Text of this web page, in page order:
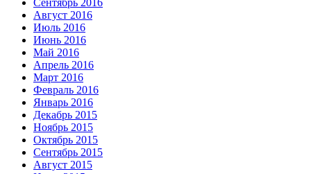
Август 2016
Июль 2016
Июнь 2016
Май 2016
Апрель 2016
Март 2016
Февраль 2016
Январь 2016
Декабрь 2015
Ноябрь 2015
Октябрь 2015
Сентябрь 2015
Август 2015